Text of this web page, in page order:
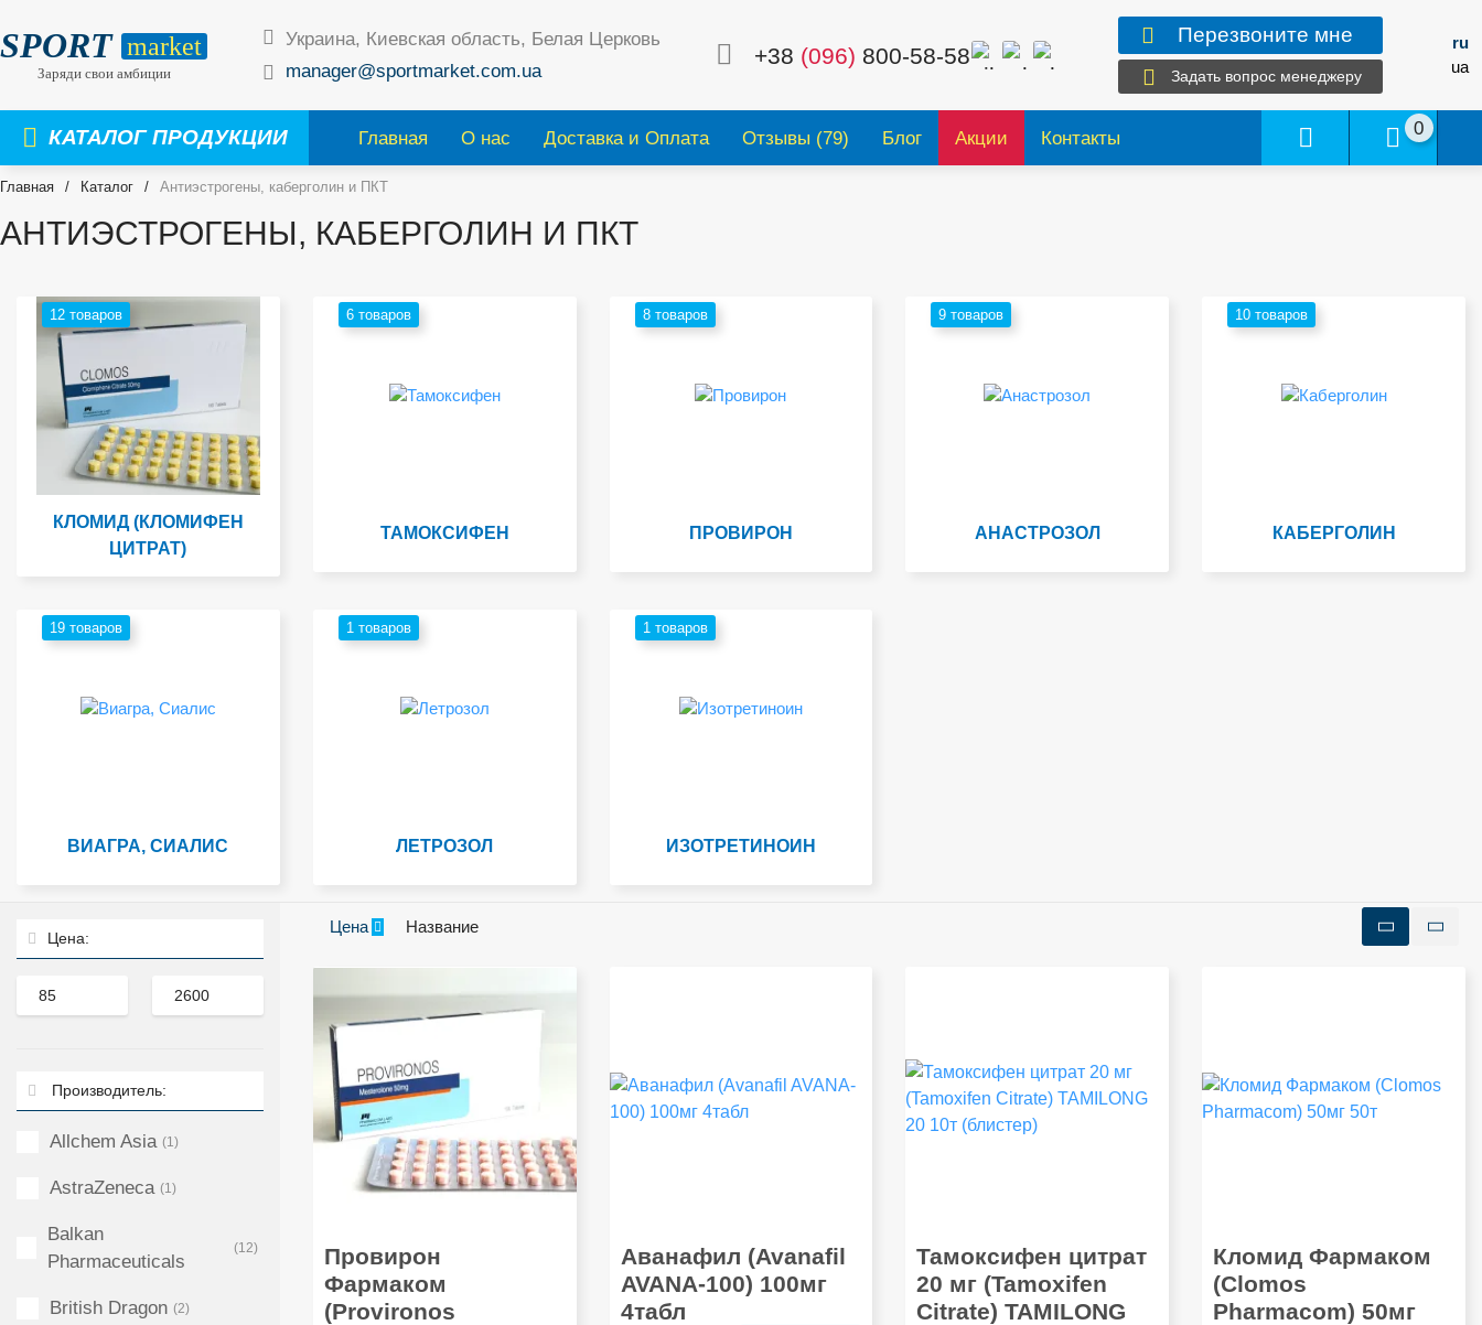
SPORT market
Заряди свои амбиции
Украина, Киевская область, Белая Церковь
manager@sportmarket.com.ua
+38 (096) 800-58-58
Перезвоните мне
Задать вопрос менеджеру
ru
ua
КАТАЛОГ ПРОДУКЦИИ Главная О нас Доставка и Оплата Отзывы (79) Блог Акции Контакты 0
Главная / Каталог / Антиэстрогены, каберголин и ПКТ
АНТИЭСТРОГЕНЫ, КАБЕРГОЛИН И ПКТ
12 товаров
КЛОМИД (КЛОМИФЕН
ЦИТРАТ)
6 товаров
ТАМОКСИФЕН
8 товаров
ПРОВИРОН
9 товаров
АНАСТРОЗОЛ
10 товаров
КАБЕРГОЛИН
19 товаров
ВИАГРА, СИАЛИС
1 товаров
ЛЕТРОЗОЛ
1 товаров
ИЗОТРЕТИНОИН
Цена:
Производитель:
Allchem Asia (1)
AstraZeneca (1)
Balkan
Pharmaceuticals
(12)
British Dragon (2)
Цена Название
Провирон
Фармаком
(Provironos
Аванафил (Avanafil
AVANA-100) 100мг
4табл
Тамоксифен цитрат
20 мг (Tamoxifen
Citrate) TAMILONG
Кломид Фармаком
(Clomos
Pharmacom) 50мг